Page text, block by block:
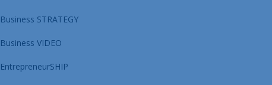
Business STRATEGY
Business VIDEO
EntrepreneurSHIP